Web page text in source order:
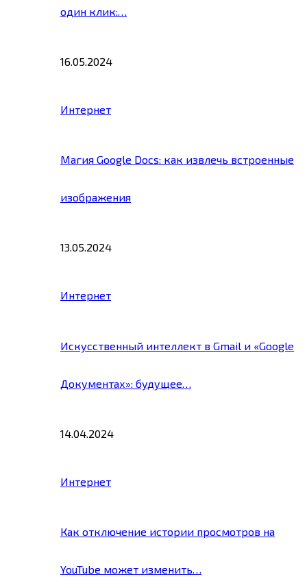
один клик:…
16.05.2024
Интернет
Магия Google Docs: как извлечь встроенные
изображения
13.05.2024
Интернет
Искусственный интеллект в Gmail и «Google
Документах»: будущее…
14.04.2024
Интернет
Как отключение истории просмотров на
YouTube может изменить…